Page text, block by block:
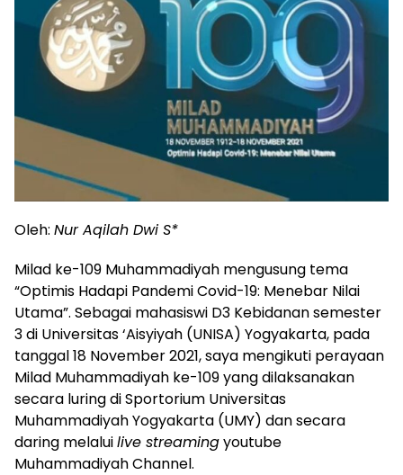
Oleh: Nur Aqilah Dwi S*
Milad ke-109 Muhammadiyah mengusung tema
“Optimis Hadapi Pandemi Covid-19: Menebar Nilai
Utama”. Sebagai mahasiswi D3 Kebidanan semester
3 di Universitas ‘Aisyiyah (UNISA) Yogyakarta, pada
tanggal 18 November 2021, saya mengikuti perayaan
Milad Muhammadiyah ke-109 yang dilaksanakan
secara luring di Sportorium Universitas
Muhammadiyah Yogyakarta (UMY) dan secara
daring melaluilive streamingyoutube
Muhammadiyah Channel.